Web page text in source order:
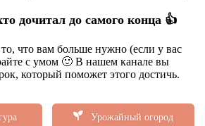
дочитал до самого конца 👍
что вам больше нужно (если у вас
с умом 🙂 В нашем канале вы
который поможет этого достичь.
Урожайный огород